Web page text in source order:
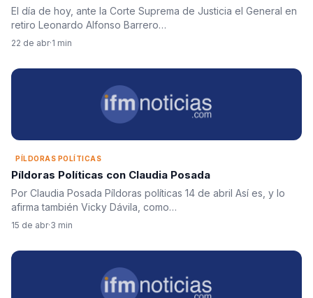
El día de hoy, ante la Corte Suprema de Justicia el General en
retiro Leonardo Alfonso Barrero…
22 de abr·1 min
PÍLDORAS POLÍTICAS
Píldoras Políticas con Claudia Posada
Por Claudia Posada Píldoras políticas 14 de abril Así es, y lo
afirma también Vicky Dávila, como…
15 de abr·3 min